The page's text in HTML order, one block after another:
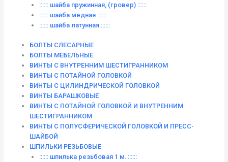
:::::: шайба пружинная, (гровер) ::::::
:::::: шайба медная ::::::
:::::: шайба латунная ::::::
БОЛТЫ СЛЕСАРНЫЕ
БОЛТЫ МЕБЕЛЬНЫЕ
ВИНТЫ С ВНУТРЕННИМ ШЕСТИГРАННИКОМ
ВИНТЫ С ПОТАЙНОЙ ГОЛОВКОЙ
ВИНТЫ С ЦИЛИНДРИЧЕСКОЙ ГОЛОВКОЙ
ВИНТЫ БАРАШКОВЫЕ
ВИНТЫ С ПОТАЙНОЙ ГОЛОВКОЙ И ВНУТРЕННИМ
ШЕСТИГРАННИКОМ
ВИНТЫ С ПОЛУСФЕРИЧЕСКОЙ ГОЛОВКОЙ И ПРЕСС-
ШАЙБОЙ
ШПИЛЬКИ РЕЗЬБОВЫЕ
:::::: шпилька резьбовая 1 м. ::::::